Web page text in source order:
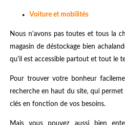
Voiture et mobilités
Nous n'avons pas toutes et tous la
magasin de déstockage bien
qu'il est accessible partout et tout le
Pour trouver votre bonheur
recherche en haut du site, qui
clés en fonction de vos besoins.
Mais vous pouvez aussi bien